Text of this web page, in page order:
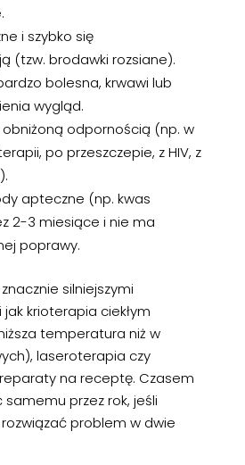
i szybko się
(tzw. brodawki rozsiane).
bolesna, krwawi lub
wygląd.
odpornością (np. w
po przeszczepie, z HIV, z
apteczne (np. kwas
2-3 miesiące i nie ma
poprawy.
silniejszymi
krioterapia ciekłym
temperatura niż w
laseroterapia czy
na receptę. Czasem
przez rok, jeśli
problem w dwie